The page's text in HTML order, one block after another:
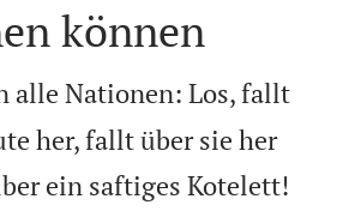
können
alle Nationen: Los, fallt
her, fallt über sie her
ein saftiges Kotelett!